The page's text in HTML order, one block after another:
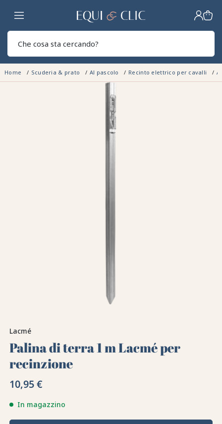
Casa
Home Scuderia & prato Al pascolo Recinto elettrico per cavalli
Lacmé
Palina di terra 1 m Lacmé per
recinzione
10,95 €
In magazzino